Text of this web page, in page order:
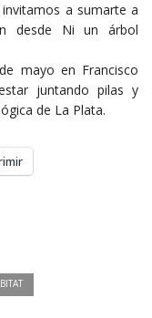
a sumarte a
desde Ni un árbol
mayo en Francisco
juntando pilas y
de La Plata.